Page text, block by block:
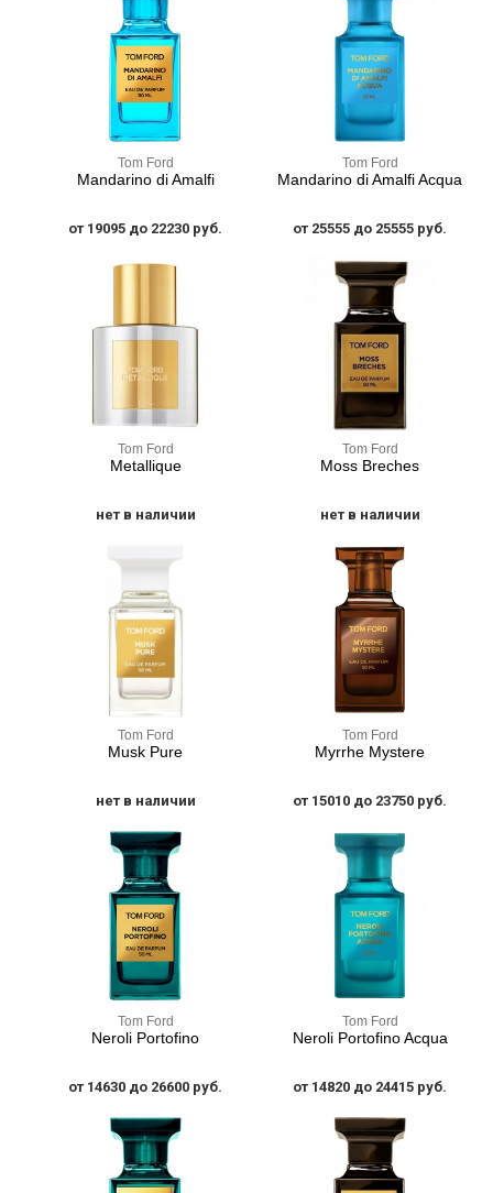
Tom Ford
Mandarino di Amalfi
от 19095 до 22230 руб.
Tom Ford
Mandarino di Amalfi Acqua
от 25555 до 25555 руб.
Tom Ford
Metallique
нет в наличии
Tom Ford
Moss Breches
нет в наличии
Tom Ford
Musk Pure
нет в наличии
Tom Ford
Myrrhe Mystere
от 15010 до 23750 руб.
Tom Ford
Neroli Portofino
от 14630 до 26600 руб.
Tom Ford
Neroli Portofino Acqua
от 14820 до 24415 руб.